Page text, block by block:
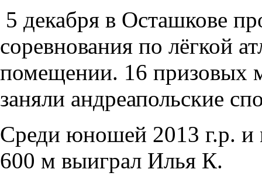
5 декабря в Осташкове
соревнования по лёгкой
помещении. 16 призовых
заняли андреапольские
Среди юношей 2013 г.р. и
600 м выиграл Илья К.